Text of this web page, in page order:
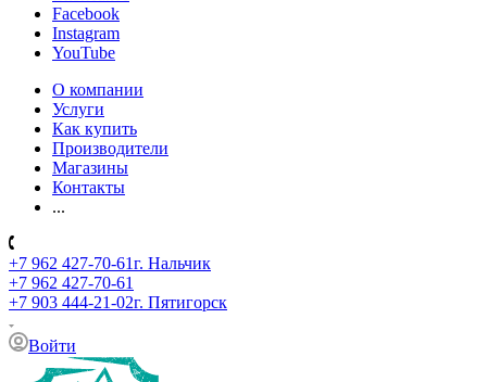
Facebook
Instagram
YouTube
О компании
Услуги
Как купить
Производители
Магазины
Контакты
...
+7 962 427-70-61г. Нальчик
+7 962 427-70-61
+7 903 444-21-02г. Пятигорск
Войти